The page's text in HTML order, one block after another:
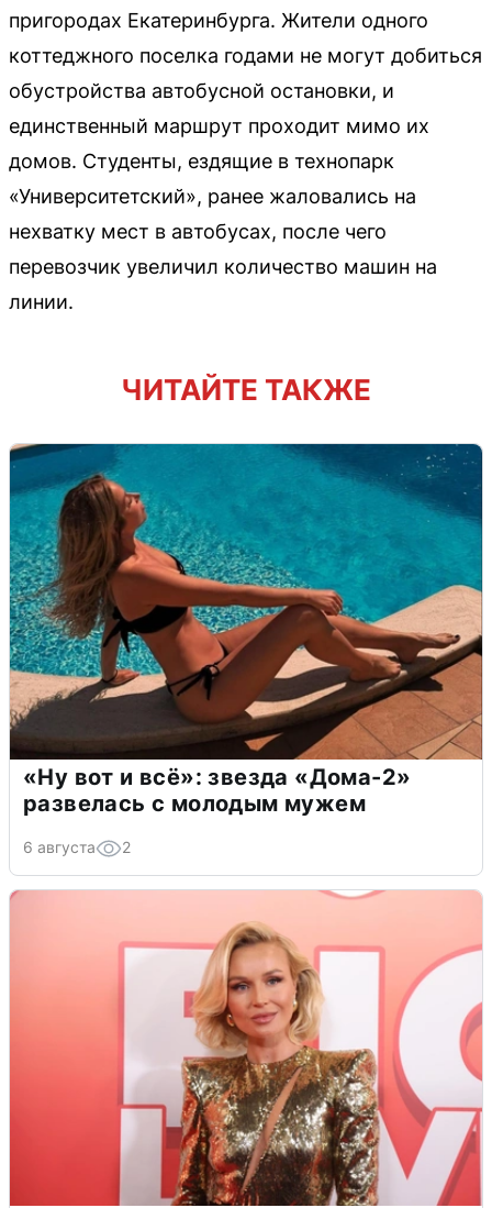
пригородах Екатеринбурга. Жители одного
коттеджного поселка годами не могут добиться
обустройства автобусной остановки, и
единственный маршрут проходит мимо их
домов. Студенты, ездящие в технопарк
«Университетский», ранее жаловались на
нехватку мест в автобусах, после чего
перевозчик увеличил количество машин на
линии.
ЧИТАЙТЕ ТАКЖЕ
«Ну вот и всё»: звезда «Дома-2»
развелась с молодым мужем
6 августа 2